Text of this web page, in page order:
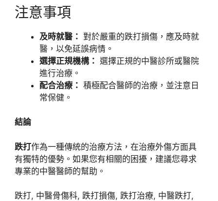
注意事項
及時就醫： 對於嚴重的跌打損傷，應及時就
醫，以免延誤病情。
選擇正規機構： 選擇正規的中醫診所或醫院
進行治療。
配合治療： 積極配合醫師的治療，並注意日
常保健。
結論
跌打作為一種傳統的治療方法，在治療外傷方面具
有獨特的優勢。如果您有相關的困擾，建議您尋求
專業的中醫醫師的幫助。
跌打, 中醫骨傷科, 跌打損傷, 跌打治療, 中醫跌打,